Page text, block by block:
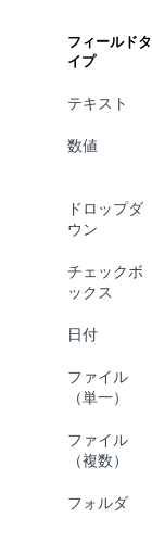
フィールドタ
イプ
テキスト
数値
ドロップダ
ウン
チェックボ
ックス
日付
ファイル
（単一）
ファイル
（複数）
フォルダ